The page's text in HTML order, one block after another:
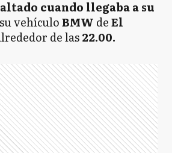
cuando llegaba a su
vehículoBMW deEl
de las22.00.